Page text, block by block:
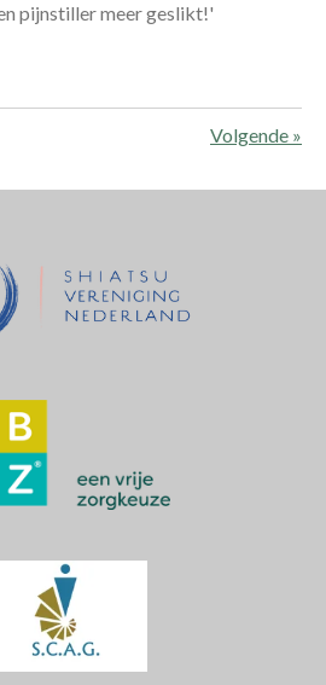
pijnstiller meer geslikt!'
Volgende »